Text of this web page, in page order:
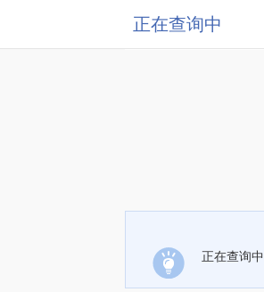
正在查询中
正在查询